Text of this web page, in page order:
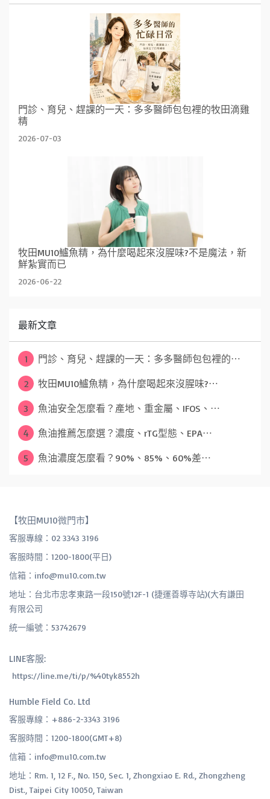
門診、育兒、趕課的一天：多多醫師包包裡的牧田滴雞
精
2026-07-03
牧田MU10鱸魚精，為什麼喝起來沒腥味?不是魔法，新
鮮紮實而已
2026-06-22
最新文章
1 門診、育兒、趕課的一天：多多醫師包包裡的⋯
2 牧田MU10鱸魚精，為什麼喝起來沒腥味?⋯
3 魚油安全怎麼看？產地、重金屬、IFOS、⋯
4 魚油推薦怎麼選？濃度、rTG型態、EPA⋯
5 魚油濃度怎麼看？90%、85%、60%差⋯
【牧田MU10微門市】
客服專線：02 3343 3196
客服時間：1200-1800(平日)
信箱：info@mu10.com.tw
地址：台北市忠孝東路一段150號12F-1 (捷運善導寺站)(大有謙田
有限公司
統一編號：53742679
LINE客服:
https://line.me/ti/p/%40tyk8552h
Humble Field Co. Ltd
客服專線：+886-2-3343 3196
客服時間：1200-1800(GMT+8)
信箱：info@mu10.com.tw
地址：Rm. 1, 12 F., No. 150, Sec. 1, Zhongxiao E. Rd., Zhongzheng
Dist., Taipei City 10050, Taiwan